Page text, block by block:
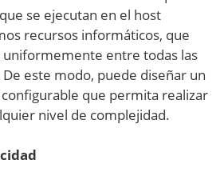
se ejecutan en el host
recursos informáticos, que
entre todas las
este modo, puede diseñar un
que permita realizar
nivel de complejidad.